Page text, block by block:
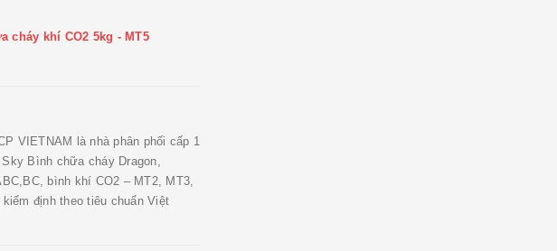
cháy khí CO2 5kg - MT5
VIETNAM là nhà phân phối cấp 1
Bình chữa cháy Dragon,
bình khí CO2 – MT2, MT3,
định theo tiêu chuẩn Việt